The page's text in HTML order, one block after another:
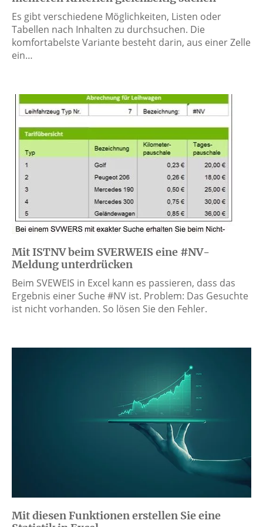
Es gibt verschiedene Möglichkeiten, Listen oder
Tabellen nach Inhalten zu durchsuchen. Die
komfortabelste Variante besteht darin, aus einer Zelle
ein…
Mit ISTNV beim SVERWEIS eine #NV-
Meldung unterdrücken
Beim SVEWEIS in Excel kann es passieren, dass das
Ergebnis einer Suche #NV ist. Problem: Das Gesuchte
ist nicht vorhanden. So lösen Sie den Fehler.
Mit diesen Funktionen erstellen Sie eine